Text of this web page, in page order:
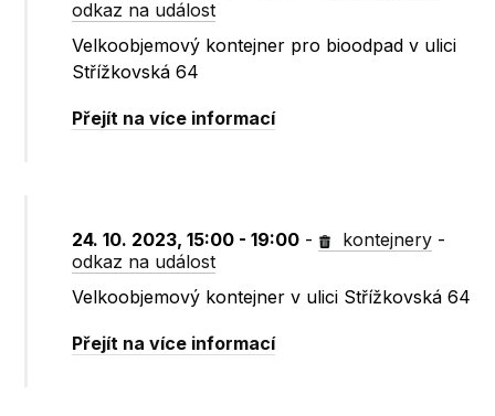
odkaz na událost
Velkoobjemový kontejner pro bioodpad v ulici
Střížkovská 64
Přejít na více informací
24. 10. 2023, 15:00 - 19:00 - kontejnery -
odkaz na událost
Velkoobjemový kontejner v ulici Střížkovská 64
Přejít na více informací